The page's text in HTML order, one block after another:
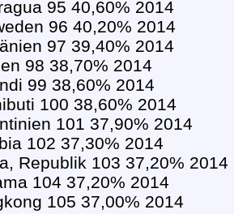
95 40,60% 2014
96 40,20% 2014
97 39,40% 2014
98 38,70% 2014
99 38,60% 2014
100 38,60% 2014
101 37,90% 2014
102 37,30% 2014
Republik 103 37,20% 2014
104 37,20% 2014
105 37,00% 2014